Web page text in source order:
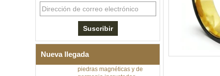
Nueva llegada
Pulsera de eslabones I de
acero inoxidable 304 de
cerámica con circonita negra
para hombre, cierre
desplegable de doble
empuje 316L, pulsera de
eslabones de terapia con
piedras magnéticas y de
germanio incrustadas